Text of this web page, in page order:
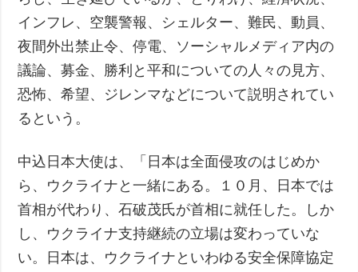
インフレ、空襲警報、シェルター、難民、動員、
夜間外出禁止令、停電、ソーシャルメディア内の
議論、募金、勝利と平和についての人々の見方、
恐怖、希望、ジレンマなどについて説明されてい
るという。
中込日本大使は、「日本は全面侵攻のはじめか
ら、ウクライナと一緒にある。１０月、日本では
首相が代わり、石破茂氏が首相に就任した。しか
し、ウクライナ支持継続の立場は変わっていな
い。日本は、ウクライナといわゆる安全保障協定